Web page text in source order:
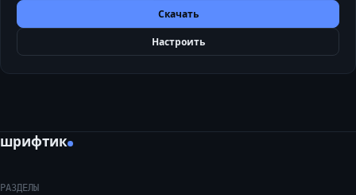
Скачать
Настроить
шрифтик
РАЗДЕЛЫ